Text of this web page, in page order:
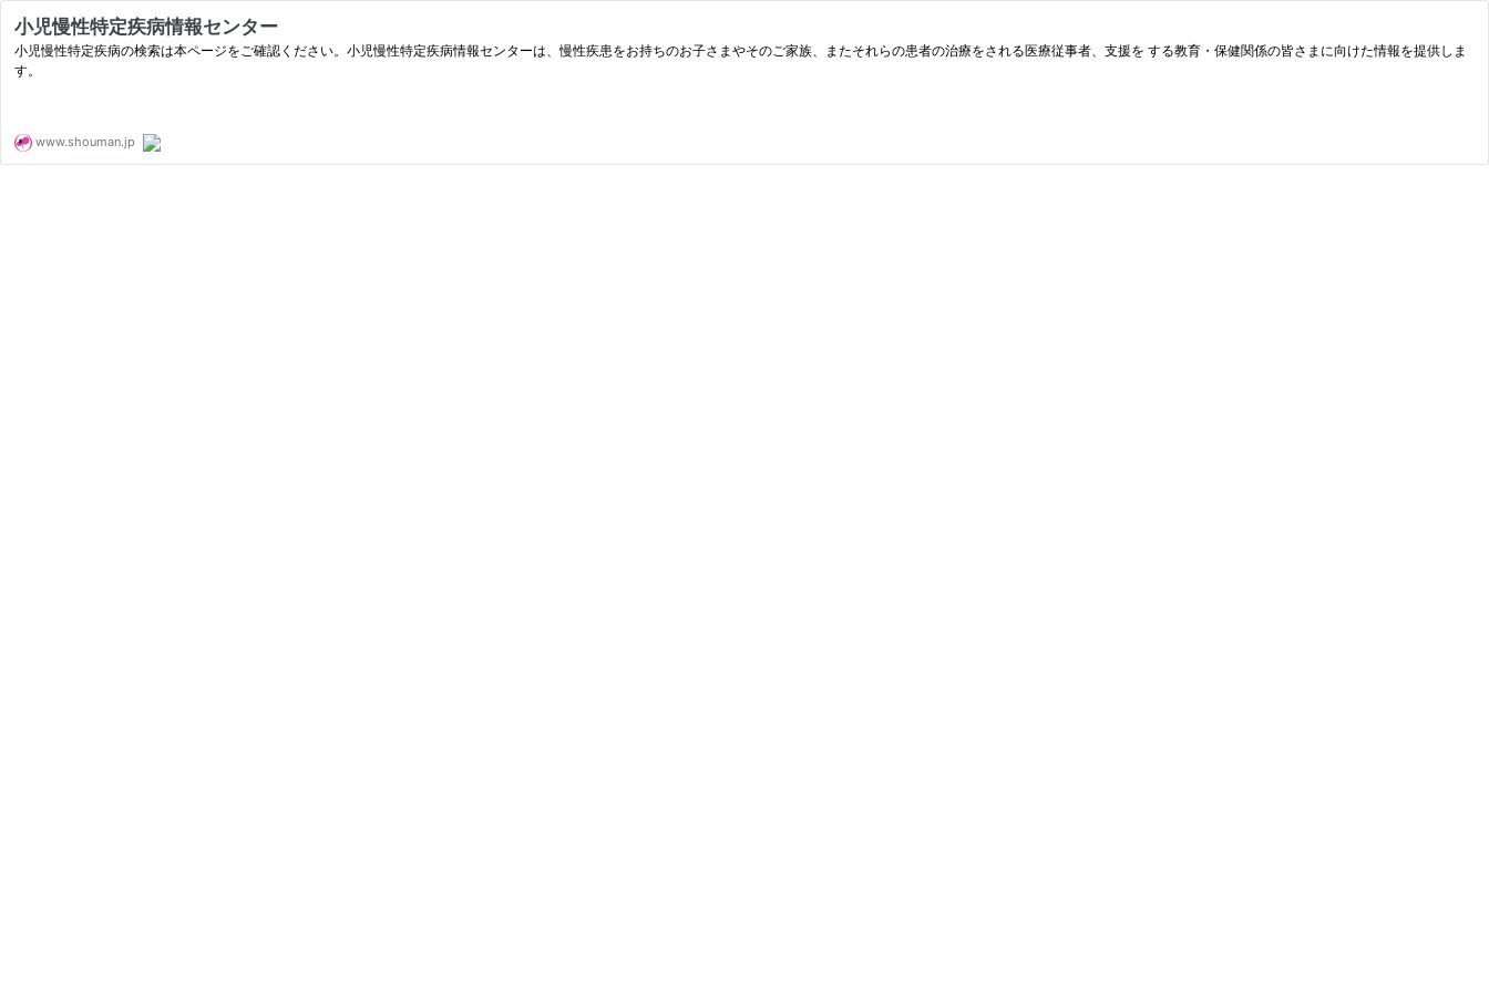
小児慢性特定疾病情報センター
小児慢性特定疾病の検索は本ページをご確認ください。小児慢性特定疾病情報センターは、慢性疾患をお持ちのお子さまやそのご家族、またそれらの患者の治療をされる医療従事者、支援を する教育・保健関係の皆さまに向けた情報を提供しま
す。
www.shouman.jp